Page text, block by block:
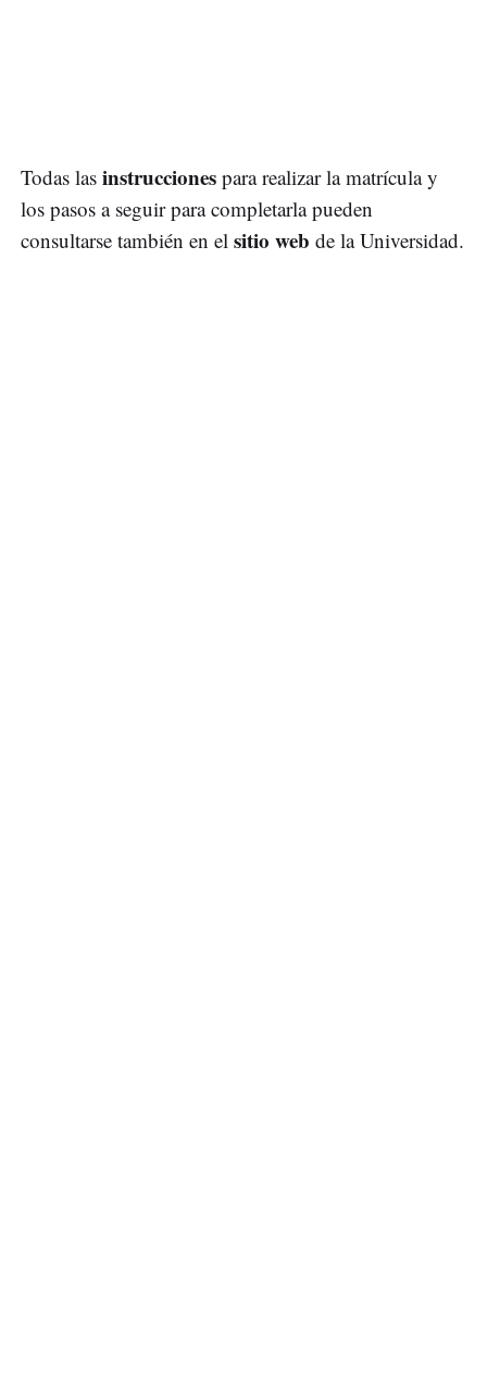
Todas las instrucciones para realizar la matrícula y
los pasos a seguir para completarla pueden
consultarse también en el sitio web de la Universidad.